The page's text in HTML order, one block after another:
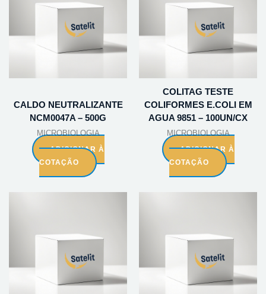
CALDO NEUTRALIZANTE
NCM0047A – 500G
MICROBIOLOGIA
ADICIONAR À
COTAÇÃO
COLITAG TESTE
COLIFORMES E.COLI EM
AGUA 9851 – 100UN/CX
MICROBIOLOGIA
ADICIONAR À
COTAÇÃO